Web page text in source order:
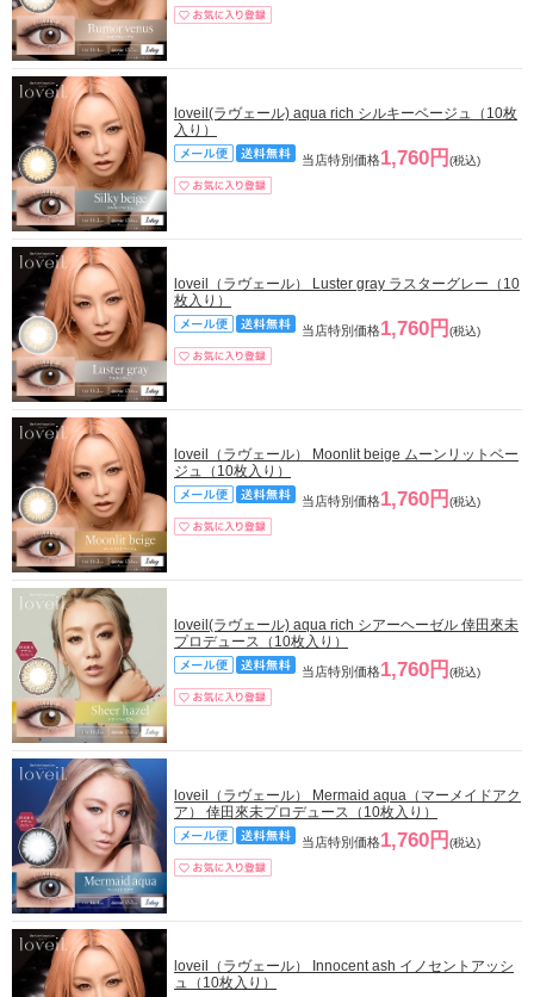
loveil(ラヴェール) aqua rich シルキーベージュ（10枚
入り）
当店特別価格1,760円 (税込)
loveil（ラヴェール） Luster gray ラスターグレー（10
枚入り）
当店特別価格1,760円 (税込)
loveil（ラヴェール） Moonlit beige ムーンリットベー
ジュ（10枚入り）
当店特別価格1,760円 (税込)
loveil(ラヴェール) aqua rich シアーヘーゼル 倖田來未
プロデュース（10枚入り）
当店特別価格1,760円 (税込)
loveil（ラヴェール） Mermaid aqua（マーメイドアク
ア） 倖田來未プロデュース（10枚入り）
当店特別価格1,760円 (税込)
loveil（ラヴェール） Innocent ash イノセントアッシ
ュ（10枚入り）